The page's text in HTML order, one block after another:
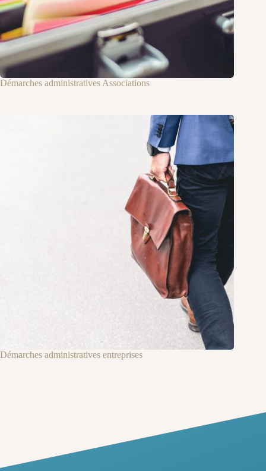
Démarches administratives Associations
Démarches administratives entreprises